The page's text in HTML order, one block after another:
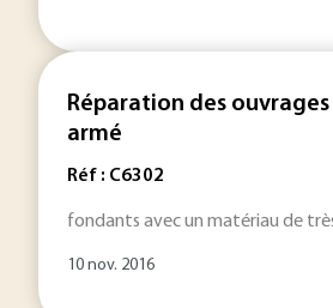
Réparation des
armé
Réf : C6302
fondants avec un matériau de
10 nov. 2016